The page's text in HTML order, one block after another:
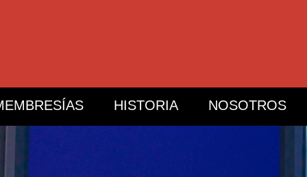
HISTORIA NOSOTROS